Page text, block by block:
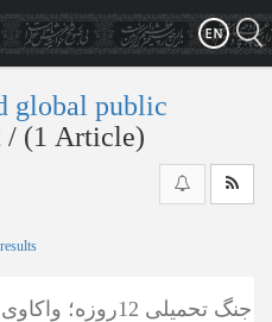
global public
‎/ (1 Article)
جنگ تحمیلی